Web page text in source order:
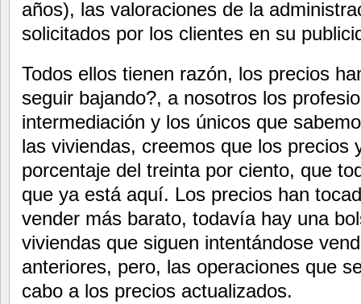
años), las valoraciones de la
solicitados por los clientes en su
Todos ellos tienen razón, los precios
seguir bajando?, a nosotros los
intermediación y los únicos que
las viviendas, creemos que los precios
porcentaje del treinta por ciento, que
que ya está aquí. Los precios han
vender más barato, todavía hay una
viviendas que siguen intentándose
anteriores, pero, las operaciones que
cabo a los precios actualizados.